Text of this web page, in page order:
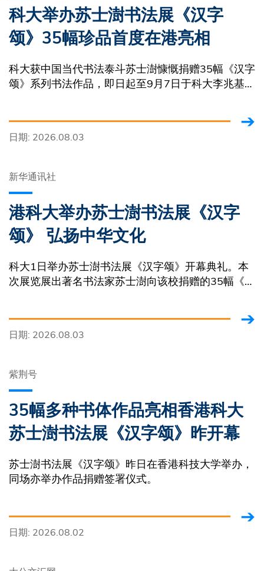
科大举办苏士澍书法展《汉字
颂》35幅珍品首度在港亮相
科大获中国当代书法泰斗苏士澍慷慨捐赠35幅《汉字
颂》系列书法作品，即日起至9月7日于科大李兆基图
日期: 2026.08.03
新华通讯社
港科大举办苏士澍书法展《汉字
颂》 弘扬中华文化
科大1日举办苏士澍书法展《汉字颂》开幕典礼。本
次展览展出著名书法家苏士澍向该校捐赠的35幅《汉
日期: 2026.08.03
紫荆号
35幅多种书体作品亮相香港科大
苏士澍书法展《汉字颂》昨开幕
苏士澍书法展《汉字颂》昨日在香港科技大学举办，
同场亦举办作品捐赠签署仪式。
日期: 2026.08.02